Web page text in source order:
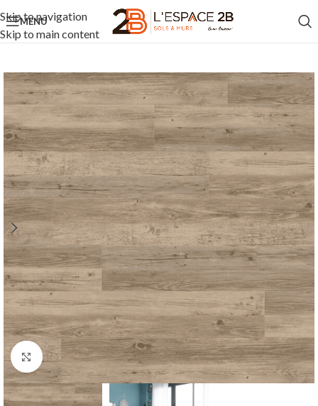
Skip to navigation
Skip to main content
MENU
Click to enlarge